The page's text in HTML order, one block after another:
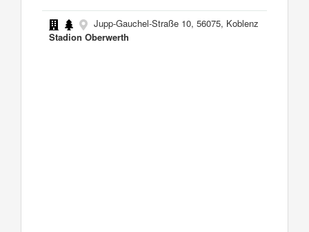
Jupp-Gauchel-Straße 10, 56075, Koblenz
Stadion Oberwerth